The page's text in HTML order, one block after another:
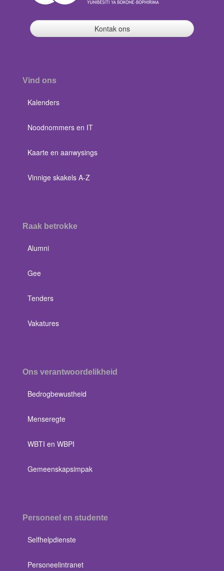
Kontak ons
Vind ons
Kalenders
Noodnommers en IT
Kaarte en aanwysings
Vinnige skakels A-Z
Raak betrokke
Alumni
Gee
Tenders
Vakatures
Ons verantwoordelikheid
Bedrogbewustheid
Menseregte
WBTI en WBPI
Gemeenskapsimpak
Personeel en studente
Selfhelpdienste
Personeelintranet